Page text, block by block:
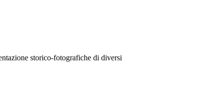
storico-fotografiche di diversi